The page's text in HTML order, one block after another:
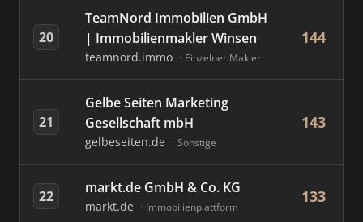
20
TeamNord Immobilien GmbH
| Immobilienmakler Winsen
teamnord.immo Einzelner Makler
144
21
Gelbe Seiten Marketing
Gesellschaft mbH
gelbeseiten.de Sonstige
143
22 markt.de GmbH & Co. KG
markt.de Immobilienplattform
133